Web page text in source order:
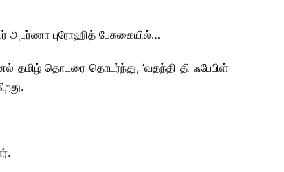
அபர்ணா புரோஹித் பேசுகையில்…
தமிழ் தொடரை தொடர்ந்து, ‘வதந்தி தி ஃபேபிள்